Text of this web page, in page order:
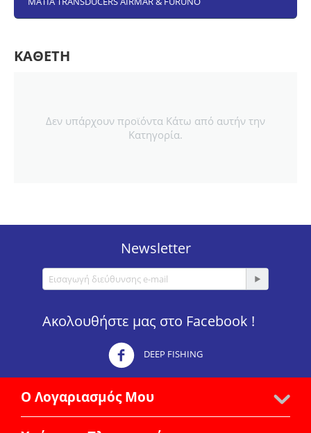
ΚΑΘΕΤΗ
Δεν υπάρχουν προϊόντα Κάτω από αυτήν την
Κατηγορία.
Newsletter
Ακολουθήστε μας στο Facebook !
DEEP FISHING
Ο Λογαριασμός Μου